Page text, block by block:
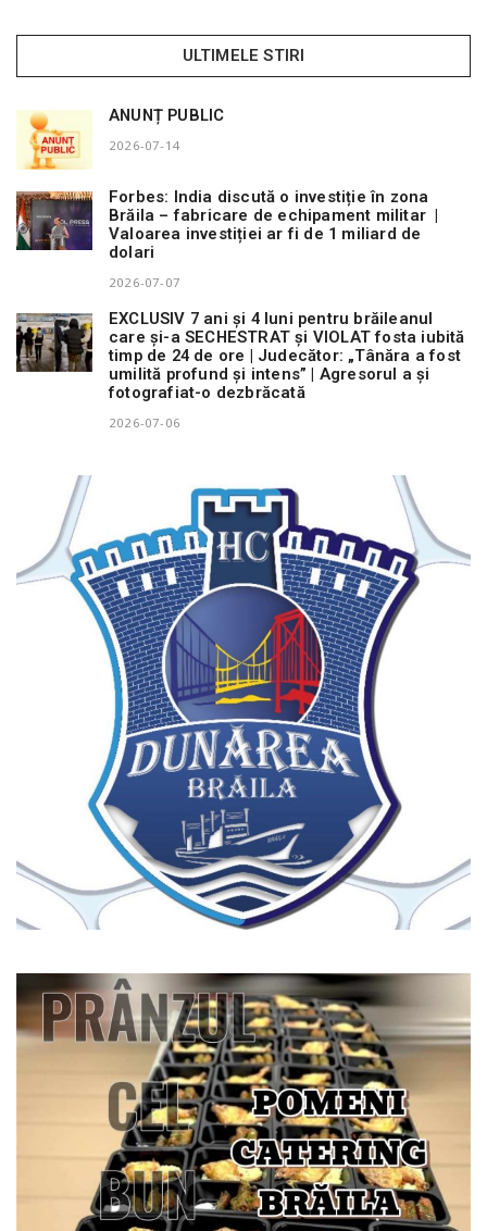
ULTIMELE STIRI
ANUNȚ PUBLIC
2026-07-14
Forbes: India discută o investiție în zona
Brăila – fabricare de echipament militar |
Valoarea investiției ar fi de 1 miliard de
dolari
2026-07-07
EXCLUSIV 7 ani și 4 luni pentru brăileanul
care și-a SECHESTRAT și VIOLAT fosta iubită
timp de 24 de ore | Judecător: „Tânăra a fost
umilită profund și intens” | Agresorul a și
fotografiat-o dezbrăcată
2026-07-06